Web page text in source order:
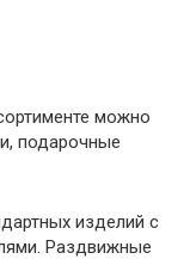
можно
подарочные
изделий с
Раздвижные